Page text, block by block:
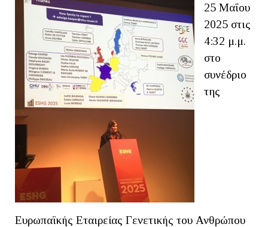
25 Μαΐου
2025 στις
4:32 μ.μ.
στο
συνέδριο
της
Ευρωπαϊκής Εταιρείας Γενετικής του Ανθρώπου